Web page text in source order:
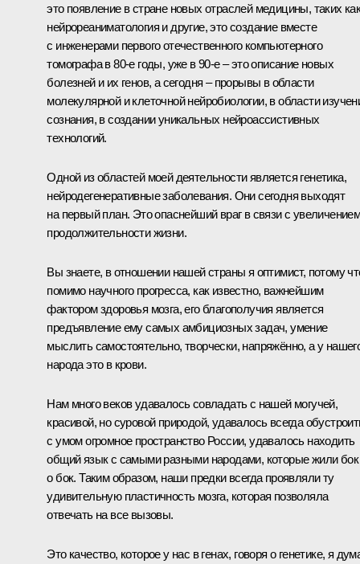
это появление в стране новых отраслей медицины, таких
нейрореаниматология и другие, это создание вместе
с инженерами первого отечественного компьютерного
томографа в 80-е годы, уже в 90-е – это описание новых
болезней и их генов, а сегодня – прорывы в области
молекулярной и клеточной нейробиологии, в области
сознания, в создании уникальных нейроассистивных
технологий.
Одной из областей моей деятельности является генетика,
нейродегенеративные заболевания. Они сегодня выходят
на первый план. Это опаснейший враг в связи с
продолжительности жизни.
Вы знаете, в отношении нашей страны я оптимист, потому
помимо научного прогресса, как известно, важнейшим
фактором здоровья мозга, его благополучия является
предъявление ему самых амбициозных задач, умение
мыслить самостоятельно, творчески, напряжённо, а у
народа это в крови.
Нам много веков удавалось совладать с нашей могучей,
красивой, но суровой природой, удавалось всегда
с умом огромное пространство России, удавалось находить
общий язык с самыми разными народами, которые жили бок
о бок. Таким образом, наши предки всегда проявляли ту
удивительную пластичность мозга, которая позволяла
отвечать на все вызовы.
Это качество, которое у нас в генах, говоря о генетике, я